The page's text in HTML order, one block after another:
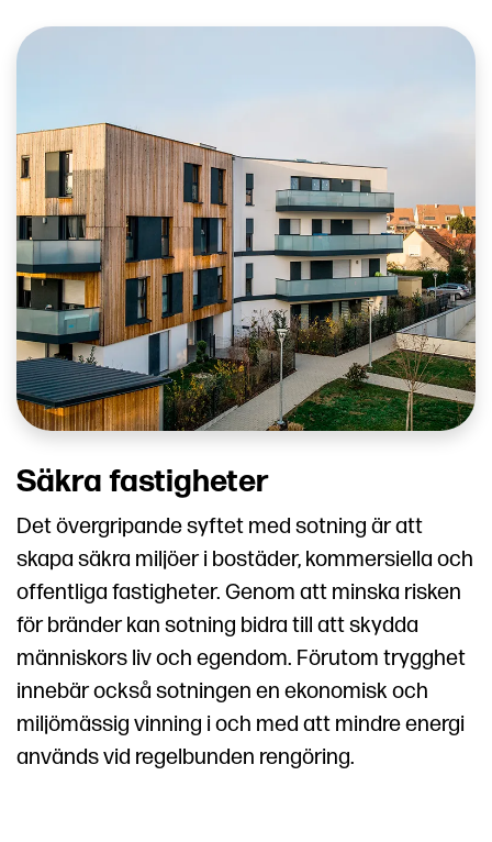
Säkra fastigheter
Det övergripande syftet med sotning är att
skapa säkra miljöer i bostäder, kommersiella och
offentliga fastigheter. Genom att minska risken
för bränder kan sotning bidra till att skydda
människors liv och egendom. Förutom trygghet
innebär också sotningen en ekonomisk och
miljömässig vinning i och med att mindre energi
används vid regelbunden rengöring.